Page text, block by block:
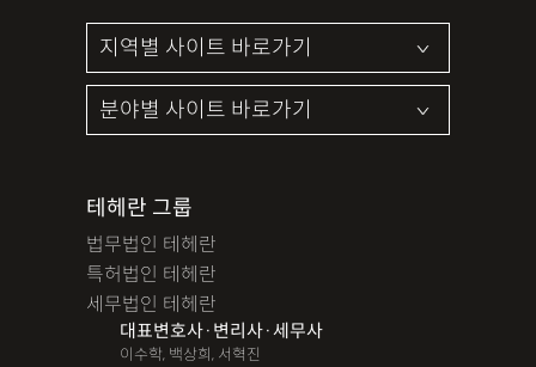
테헤란 그룹
법무법인 테헤란
특허법인 테헤란
세무법인 테헤란
대표변호사·변리사·세무사
이수학, 백상희, 서혁진